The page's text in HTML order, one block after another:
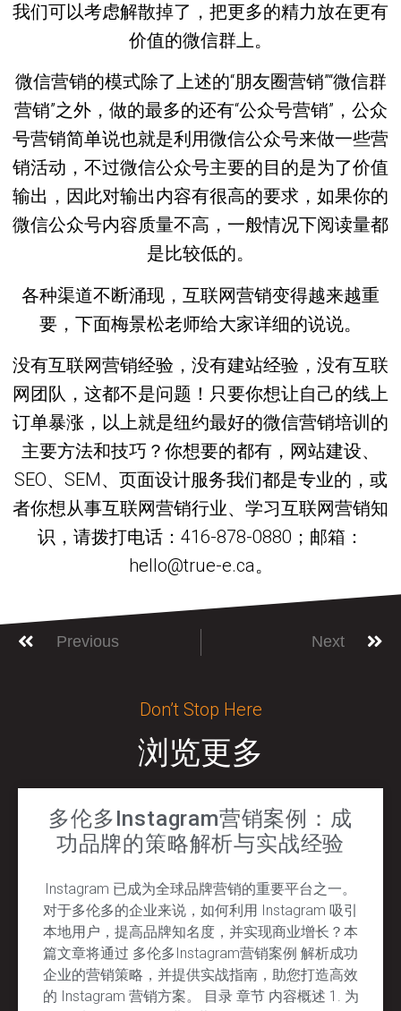
我们可以考虑解散掉了，把更多的精力放在更有
价值的微信群上。
微信营销的模式除了上述的“朋友圈营销”“微信群
营销”之外，做的最多的还有“公众号营销”，公众
号营销简单说也就是利用微信公众号来做一些营
销活动，不过微信公众号主要的目的是为了价值
输出，因此对输出内容有很高的要求，如果你的
微信公众号内容质量不高，一般情况下阅读量都
是比较低的。
各种渠道不断涌现，互联网营销变得越来越重
要，下面梅景松老师给大家详细的说说。
没有互联网营销经验，没有建站经验，没有互联
网团队，这都不是问题！只要你想让自己的线上
订单暴涨，以上就是纽约最好的微信营销培训的
主要方法和技巧？你想要的都有，网站建设、
SEO、SEM、页面设计服务我们都是专业的，或
者你想从事互联网营销行业、学习互联网营销知
识，请拨打电话：416-878-0880；邮箱：
hello@true-e.ca。
Previous Next
Don’t Stop Here
浏览更多
多伦多Instagram营销案例：成
功品牌的策略解析与实战经验
Instagram 已成为全球品牌营销的重要平台之一。
对于多伦多的企业来说，如何利用 Instagram 吸引
本地用户，提高品牌知名度，并实现商业增长？本
篇文章将通过 多伦多Instagram营销案例 解析成功
企业的营销策略，并提供实战指南，助您打造高效
的 Instagram 营销方案。 目录 章节 内容概述 1. 为